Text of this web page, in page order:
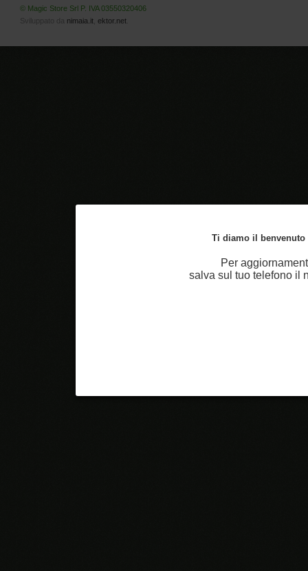
Ti diamo il
Per
salva sul tuo telefono il
© Magic Store Srl P. IVA 03550320406
Sviluppato da nimaia.it ektor.net